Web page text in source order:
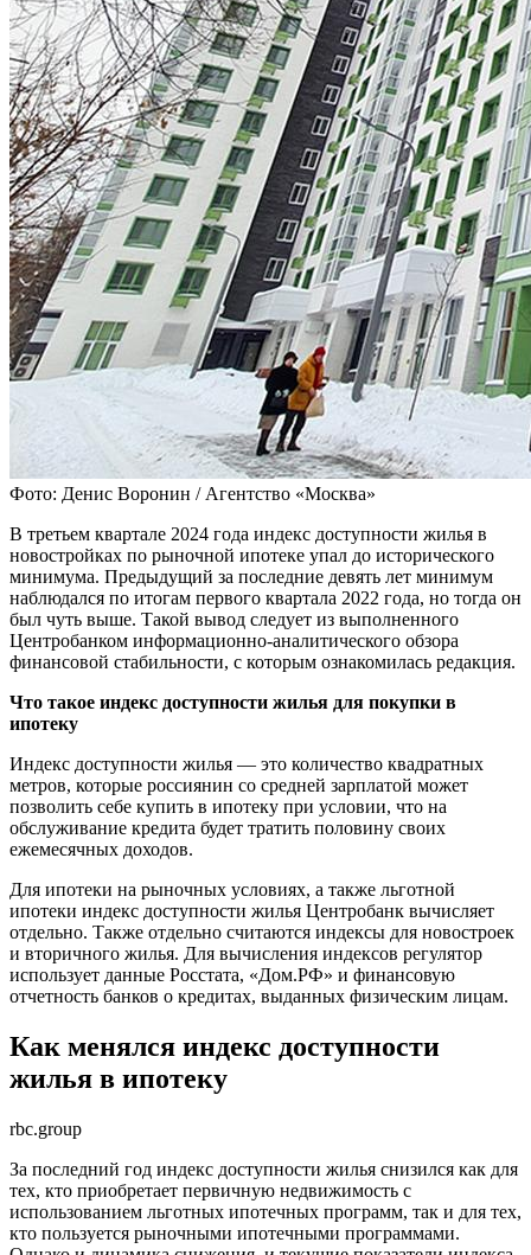
Фото: Денис Воронин / Агентство «Москва»
В третьем квартале 2024 года индекс доступности жилья в
новостройках по рыночной ипотеке упал до исторического
минимума. Предыдущий за последние девять лет минимум
наблюдался по итогам первого квартала 2022 года, но тогда он
был чуть выше. Такой вывод следует из выполненного
Центробанком информационно-аналитического обзора
финансовой стабильности, с которым ознакомилась редакция.
Что такое индекс доступности жилья для покупки в
ипотеку
Индекс доступности жилья — это количество квадратных
метров, которые россиянин со средней зарплатой может
позволить себе купить в ипотеку при условии, что на
обслуживание кредита будет тратить половину своих
ежемесячных доходов.
Для ипотеки на рыночных условиях, а также льготной
ипотеки индекс доступности жилья Центробанк вычисляет
отдельно. Также отдельно считаются индексы для новостроек
и вторичного жилья. Для вычисления индексов регулятор
использует данные Росстата, «Дом.РФ» и финансовую
отчетность банков о кредитах, выданных физическим лицам.
Как менялся индекс доступности
жилья в ипотеку
rbc.group
За последний год индекс доступности жилья снизился как для
тех, кто приобретает первичную недвижимость с
использованием льготных ипотечных программ, так и для тех,
кто пользуется рыночными ипотечными программами.